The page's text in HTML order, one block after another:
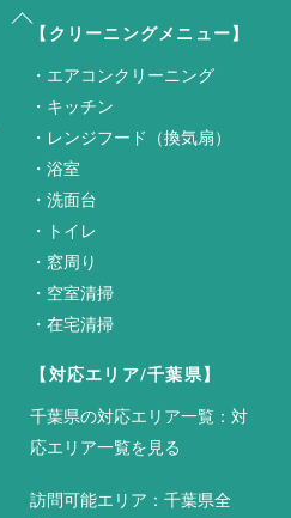
Back
To
Top
【クリーニングメニュー】
・ エアコンクリーニング
・ キッチン
・ レンジフード（換気扇）
・浴室
・洗面台
・
トイレ
・ 窓周り
・ 空室清掃
・在宅清掃
【対応エリア/千葉県】
千葉県の対応エリア一覧：対
応エリア一覧を見る
訪問可能エリア：千葉県全